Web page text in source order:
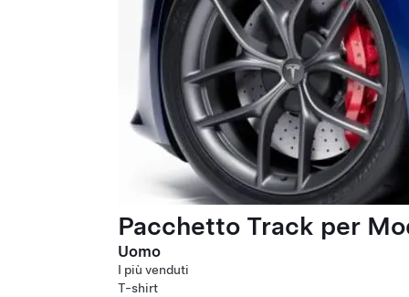
Pacchetto Track per
Uomo
I più venduti
T-shirt